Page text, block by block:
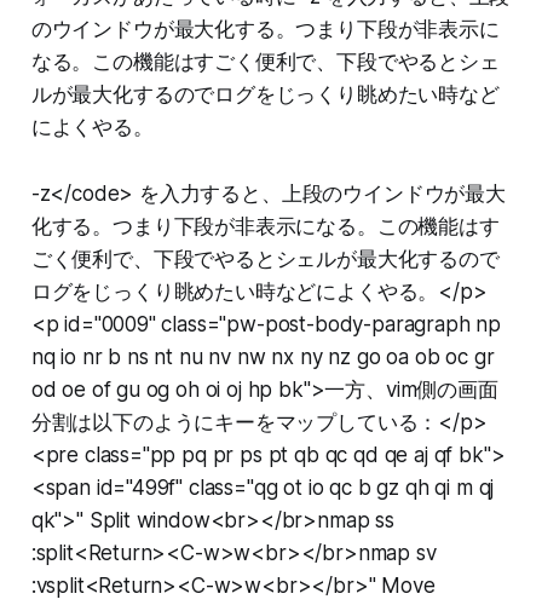
のウインドウが最大化する。つまり下段が非表示に
なる。この機能はすごく便利で、下段でやるとシェ
ルが最大化するのでログをじっくり眺めたい時など
によくやる。
-z</code> を入力すると、上段のウインドウが最大
化する。つまり下段が非表示になる。この機能はす
ごく便利で、下段でやるとシェルが最大化するので
ログをじっくり眺めたい時などによくやる。</p>
<p id="0009" class="pw-post-body-paragraph np
nq io nr b ns nt nu nv nw nx ny nz go oa ob oc gr
od oe of gu og oh oi oj hp bk">一方、vim側の画面
分割は以下のようにキーをマップしている：</p>
<pre class="pp pq pr ps pt qb qc qd qe aj qf bk">
<span id="499f" class="qg ot io qc b gz qh qi m qj
qk">" Split window<br></br>nmap ss
:split<Return><C-w>w<br></br>nmap sv
:vsplit<Return><C-w>w<br></br>" Move